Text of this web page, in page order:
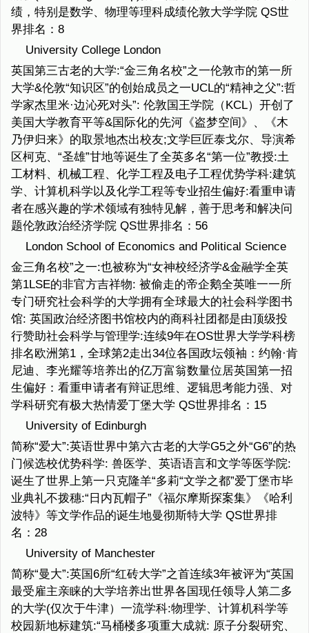
绩，特别是数学、物理等理科成绩伦敦大学学院 QS世
界排名：8
University College London
英国第三古老的大学:“金三角名校”之一伦敦市的第一所
大学&伦敦“知识区”的创始成员之一UCL的“精神之父”:哲
学家杰里米·边沁死对头”: 伦敦国王学院（KCL）开创了
美国大学教育平等&国际化的先河《盗梦空间》、《木
乃伊归来》的取景地杰出校友;文学巨匠泰戈尔、导演希
区柯克、“圣雄”甘地等诞生了全英多名“第一位”教授:土
工材料、机械工程、化学工程及电子工程优势学科:建筑
学、计算机科学以及化学工程等专业招生偏好:看重申请
者在感兴趣的学术领域有独特见解，善于思考和解决问
题伦敦政治经济学院 QS世界排名：56
London School of Economics and Political Science
金三角名校”之一:也被称为“女神校经济学&金融学全英
第1LSE的非官方吉祥物: 被偷走的帝企鹅全英唯一一所
专门研究社会科学的大学拥有全球最大的社会科学图书
馆: 英国政治经济图书馆校内的商科社团都是由顶级投
行赞助社会科学与管理学:连续9年在OS世界大学学科榜
排名欧洲第1，全球第2走出34位各国政坛领袖：约翰·肯
尼迪、李光耀等培养出的亿万富翁数量位居英国第一招
生偏好：看重申请者有辩证思维、逻辑思考能力强、对
学科研究有极大热情爱丁堡大学 QS世界排名：15
University of Edinburgh
简称“爱大”:英语世界中第六古老的大学G5之外“G6”的热
门候选校优势科学: 兽医学、英语语言和文学等医学院:
诞生了世界上第一只克隆羊“多莉“文学之都”爱丁堡市毕
业典礼不拨穗:“日内瓦帽子”《福尔摩斯探案集》《哈利
波特》等文学作品的诞生地曼彻斯特大学 QS世界排
名：28
University of Manchester
简称“曼大”:英国6所“红砖大学”之首连续3年被评为“英国
最受雇主亲睐的大学培养出世界各国现任领导人第二多
的大学(仅次于牛津）一流学科:物理学、计算机科学等
校园新地标建筑:“马桶楼多项重大成就: 原子分裂研究、